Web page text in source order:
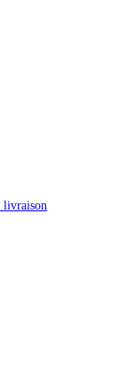
livraison